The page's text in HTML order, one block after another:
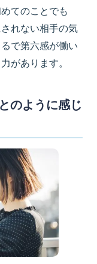
てのことでも
れない相手の気
で第六感が働い
があります。
のように感じ